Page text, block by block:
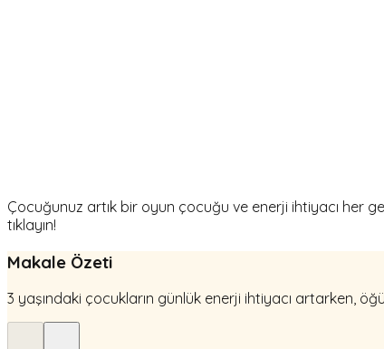
Çocuğunuz artık bir oyun çocuğu ve enerji ihtiyacı her
tıklayın!
Makale Özeti
3 yaşındaki çocukların günlük enerji ihtiyacı artarken,